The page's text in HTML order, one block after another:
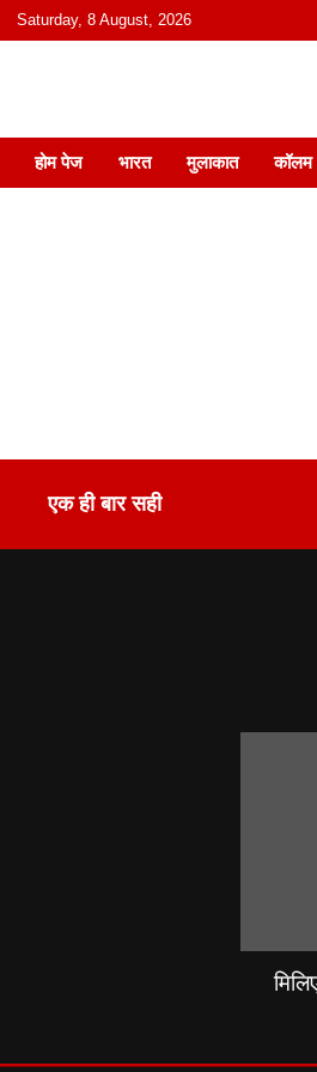
content
Saturday, 8 August, 2026
हिंदी में
होम पेज भारत मुलाकात कॉलम
एक ही बार सही